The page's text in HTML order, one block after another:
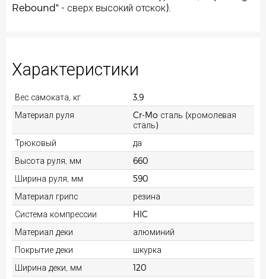
Rebound" - сверх высокий отскок).
Характеристики
Вес самоката, кг
3,9
Материал руля
Cr-Mo сталь (хромолевая
сталь)
Трюковый
да
Высота руля, мм
660
Ширина руля, мм
590
Материал грипс
резина
Система компрессии
HIC
Материал деки
алюминий
Покрытие деки
шкурка
Ширина деки, мм
120